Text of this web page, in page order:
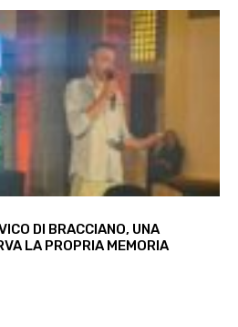
DI BRACCIANO, UNA
LA PROPRIA MEMORIA